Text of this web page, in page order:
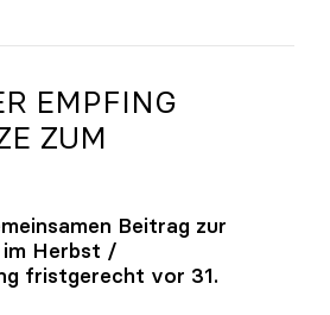
EMPFING
ZUM
Beitrag zur
im Herbst /
fristgerecht vor 31.